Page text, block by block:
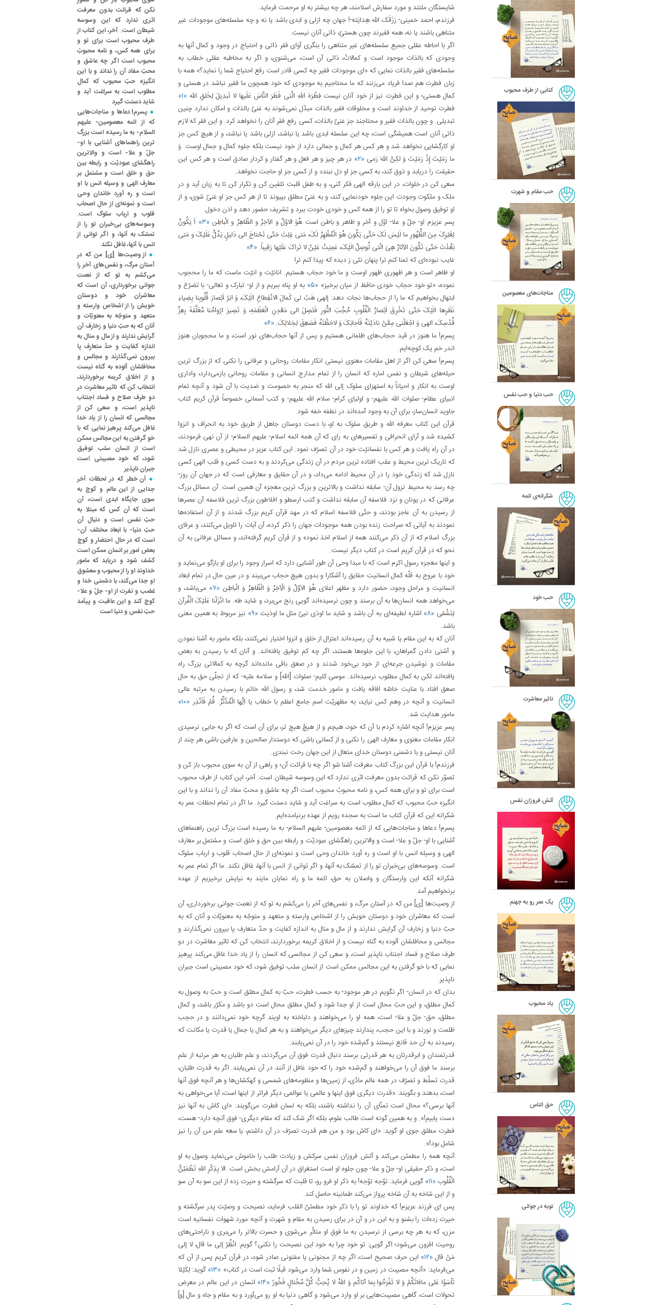
کتابی از طرف محبوب
حب مقام و شهرت
مناجات‌های معصومین
حب دنیا و حب نفس
شکرانه‌ی ائمه
حب خود
تاثیر معاشرت
آتش فروزان نفس
یک عمر رو به جهنم
یاد محبوب
حق الناس
توبه در جوانی
شایستگان ملتند و مورد سفارش اسلامند، هر چه بیشتر به او مرحمت فرماید.
فرزندم، احمد خمینی- رَزَقَک الله هِدایَته-! جهان چه ازلی و ابدی باشد یا نه و چه سلسله‌های موجودات غیر
متناهی باشند یا نه، همه فقیرند چون هستیْ، ذاتی آنان نیست.
اگر با احاطه عقلی جمیع سلسله‌های غیر متناهی را بنگری آوای فقر ذاتی و احتیاج در وجود و کمال آنها به
وجودی که بالذات موجود است و کمالاتْ، ذاتی آن است، می‌شنوی، و اگر به مخاطبه عقلی خطاب به
سلسله‌های فقیر بالذات نمایی که «ای موجودات فقیر چه کسی قادر است رفع احتیاج شما را نماید؟» همه با
زبان فطرت‌ هم صدا فریاد می‌زنند که ما محتاجیم به موجودی که خود همچون ما فقیر نباشد در هستی و
کمال هستی؛ و این فطرت نیز از خود آنان نیست فِطْرَهَ اللهِ الَّتی فَطَرَ النَّاسَ عَلَیها لا تَبدِیلَ لِخَلقِ الله «۱»
فطرت توحید از خداوند است و مخلوقات فقیر بالذات مبدّل نمی‌شوند به غنیّ بالذات و امکان ندارد چنین
تبدیلی. و چون بالذات فقیر و محتاجند جز غنیّ بالذات، کسی رفع فقر آنان را نخواهد کرد. و این فقر که لازم
ذاتی آنان است همیشگی است، چه این سلسله ابدی باشد یا نباشد، ازلی باشد یا نباشد، و از هیچ کس جز
او کارگشایی نخواهد شد و هر کس هر کمال و جمالی دارد از خود نیست بلکه جلوه کمال و جمال اوست. وَ
ما رَمَیْتَ إِذْ رَمَیْتَ وَ لکِنَّ اللهَ رَمی‌«۲»
در هر چیز و هر فعل و هر گفتار و کردار صادق است و هر کس این
حقیقت را دریابد و ذوق کند، به کسی جز او دل نبندد و از کسی جز او حاجت نخواهد.
سعی کن در خلوات، در این بارقه الهی فکر کنی، و به طفل قلبت تلقین کن و تکرار کن تا به زبان آید و در
ملک و ملکوت وجودت این جلوه خودنمایی کند، و به غنیّ مطلق بپیوند تا از هر کس جز او غنیّ شوی، و از
او توفیق وصول بخواه تا تو را از همه کس و خودی خودت ببرد و تشریف حضور دهد و اذن دخول.
پسر عزیزم او- جلّ و علا- اوّل و آخر و ظاهر و باطن است هُوَ الاوّلُ و الآخِرُ و الظّاهِرُ و الْباطِن«۳»
اَ یَکُونُ
لِغَیْرِکَ مِنَ الظُّهُورِ ما لَیْسَ لَکَ حَتَّی یَکُونَ هُوَ الْمُظْهِرُ لَکَ، مَتی‌ غِبْتَ حَتّی‌ تَحْتاجَ الی‌ دَلیلٍ یَدُلُّ عَلَیْکَ و مَتی‌
بَعُدْتَ حَتّی‌ تَکُونَ الآثارُ هِیَ الّتی تُوصِلُ الَیْکَ، عَمِیَتْ عَیْنٌ لا تَراکَ عَلَیْها رَقِیباً. «۴»
غایب نبوده‌ای که تمنا کنم ترا پنهان نئی ز دیده که پیدا کنم ترا
او ظاهر است و هر ظهوری ظهور اوست و ما خود حجاب هستیم. انانیّت و انیّت‌ ماست که ما را محجوب
نموده، «تو خود حجاب خودی حافظ از میان برخیز»«۵»
به او پناه ببریم و از او- تبارک و تعالی- با تضرّع و
ابتهال بخواهیم که ما را از حجاب‌ها نجات دهد: إلهی هَبْ لی‌ کَمالَ الانْقِطاعِ الَیْکَ، وَ انِرْ اَبْصارَ قُلُوبِنا بِضِیاءِ
نَظَرِها الَیْکَ حَتّی‌ تَخْرِقَ اَبْصارُ الْقُلُوبِ حُجُبَ النُّورِ فَتَصِلَ الی‌ مَعْدِنِ الْعَظَمَهِ، وَ تَصِیرَ ارْواحُنا مُعَلَّقَهً بِعِزِّ
قُدْسِکَ، الهی‌ وَ اجْعَلْنی‌ مِمَّنْ نادَیْتَهُ فَاَجابَکَ وَ لاحَظْتَهُ فَصَعِقَ لِجَلالِکَ. «۶»
پسرم! ما هنوز در قید حجاب‌های ظلمانی هستیم و پس از آنها حجاب‌های نور است، و ما محجوبان هنوز
اندر خم یک کوچه‌ایم.
پسرم! سعی کن اگر از اهل مقامات معنوی نیستی انکار مقامات روحانی و عرفانی را نکنی که از بزرگ ترین
حیله‌های شیطان و نفس اماره که انسان را از تمام مدارج انسانی و مقامات روحانی بازمی‌دارد، واداری
اوست به انکار و احیاناً به استهزای سلوک إلی الله که منجر به خصومت و ضدیت با آن شود و آنچه تمام
انبیای عظام- صلوات الله علیهم- و اولیای کرام- سلام الله علیهم- و کتب آسمانی خصوصاً قرآن کریم کتاب
جاوید انسان‌ساز، برای آن به وجود آمده‌اند در نطفه خفه شود.
قرآن این کتاب معرفه الله و طریق سلوک به او، با دست دوستان جاهل از طریق خود به انحراف و انزوا
کشیده شد و آرای انحرافی و تفسیرهای به رای که آن همه ائمه اسلام- علیهم السلام- از آن نهی فرمودند،
در آن راه یافت و هر کس با نفسانیّت خود در آن تصرّف نمود. این کتاب عزیز در محیطی و عصری نازل شد
که تاریک ترین محیط و عقب افتاده ترین مردم در آن زندگی می‌کردند و به دست کسی و قلب الهی کسی
نازل شد که زندگی خود را در آن محیط ادامه می‌داد، و در آن حقایق و معارفی است که در جهان آن روز-
چه رسد به محیط نزول آن- سابقه نداشت و بالاترین و بزرگ ترین معجزه آن همین است. آن مسائل بزرگ
عرفانی که در یونان و نزد فلاسفه آن سابقه نداشت و کتب ارسطو و افلاطون بزرگ ترین فلاسفه آن عصرها
از رسیدن به آن عاجز بودند، و حتّی فلاسفه اسلام که در مهد قرآن کریم بزرگ شدند و از آن استفاده‌ها
نمودند به آیاتی که صراحت زنده بودن همه موجودات جهان را ذکر کرده، آن آیات را تاویل می‌کنند، و عرفای
بزرگ اسلام که از آن ذکر می‌کنند همه از اسلام اخذ نموده و از قرآن کریم گرفته‌اند، و مسائل عرفانی به آن
نحو که در قرآن کریم است در کتاب دیگر نیست.
و اینها معجزه رسول اکرم است که با مبدا وحی آن طور آشنایی دارد که اسرار وجود را برای او بازگو می‌نماید و
خود با عروج به قلّه کمال انسانیت حقایق را آشکارا و بدون هیچ حجاب می‌بیند و در عین حال در تمام ابعاد
انسانیت و مراحل وجود، حضور دارد و مظهر اعلای هُوَ الاَوّلُ وَ الْآخِرُ وَ الْظّاهِرُ وَ الْباطِن «۷»
می‌باشد، و
می‌خواهد همه انسان‌ها به آن برسند و چون نرسیده‌اند گویی رنج می‌برد، و شاید طه‌. ما انْزَلْنا عَلَیْکَ الْقُرآنَ
لِتَشْقی‌ «۸» اشاره لطیفه‌ای به آن باشد و شاید ما اوذی نبیّ مثل ما اوذیت«۹»
نیز مربوط به همین معنی
باشد.
آنان که به این مقام یا شبیه به آن رسیده‌اند اعتزال از خلق و انزوا اختیار نمی‌کنند، بلکه مامور به آشنا نمودن
و آشتی دادن گمراهان، با این جلوه‌ها هستند، اگر چه کم توفیق یافته‌اند. و آنان که با رسیدن به بعض
مقامات و نوشیدن جرعه‌ای از خود بی‌خود شدند و در صعق باقی مانده‌اند گرچه به کمالاتی بزرگ راه
یافته‌اند لکن به کمال مطلوب نرسیده‌اند. موسی کلیم- صلوات [اللّه‌] و سلامه علیه- که از تجلّی حق به حال
صعق افتاد با عنایت خاصّه افاقه یافت و مامور خدمت شد، و رسول اللّه خاتم با رسیدن به مرتبه عالی
انسانیت و آنچه در وهم کس نیاید، به مظهریّت اسم جامع اعظم با خطاب یا ایُّها الْمُدَّثِّرُ. قُمْ‌ فَاَنْذِر «۱۰»
مامور هدایت شد.
پسر عزیزم! آنچه اشاره کردم با آن که خود، هیچم و از هیچْ هیچ تر، برای آن است که اگر به جایی نرسیدی
انکار مقامات معنوی و معارف الهی را نکنی و از کسانی باشی که دوستدار صالحین و عارفین باشی هر چند از
آنان نیستی و با دشمنی دوستان خدای متعال از این جهان رخت نبندی.
فرزندم! با قرآن این بزرگ کتاب معرفت آشنا شو اگر چه با قرائت آن؛ و راهی از آن به سوی محبوب باز کن و
تصوّر نکن که قرائت بدون معرفت اثری ندارد که این وسوسه شیطان است. آخر، این کتاب از طرف محبوب
است برای تو و برای همه کس، و نامه محبوبْ محبوب است اگر چه عاشق و محبّ مفاد آن را نداند و با این
انگیزه حبّ محبوب که کمال مطلوب است به سراغت آید و شاید دستت گیرد. ما اگر در تمام لحظات عمر به
شکرانه این که قرآن کتاب ما است به سجده رویم از عهده برنیامده‌ایم.
پسرم! دعاها و مناجات‌هایی که از ائمه معصومین- علیهم السلام- به ما رسیده است بزرگ ترین راهنماهای
آشنایی با او- جلّ و علا- است و والاترین راهگشای عبودیّت و رابطه بین حق و خلق است و مشتمل بر معارف
الهی و وسیله انس با او است و ره آورد خاندان وحی است و نمونه‌ای از حال اصحاب قلوب و ارباب سلوک
است. وسوسه‌های بی‌خبران تو را از تمسّک به آنها، و اگر توانی از انس با آنها، غافل نکند. ما اگر تمام عمر به
شکرانه آنکه این وارستگان و واصلان به حق، ائمه ما و راه نمایان مایند به نیایش برخیزیم از عهده
برنخواهیم آمد.
از وصیت‌ها [ی‌] من که در آستان مرگ، و نفس‌های آخر را می‌کشم به تو که از نعمت جوانی برخورداری، آن
است که معاشران خود و دوستان خویش را از اشخاص وارسته و متعهد و متوجّه به معنویّات و آنان که به
حبّ دنیا و زخارف آن گرایش ندارند و از مال و منال به اندازه کفایت و حدّ متعارف پا بیرون نمی‌گذارند و
مجالس و محافلشان آلوده به‌ گناه نیست و از اخلاق کریمه برخوردارند، انتخاب کن که تاثیر معاشرت در دو
طرف صلاح و فساد اجتناب ناپذیر است، و سعی کن از مجالسی که انسان را از یاد خدا غافل می‌کند پرهیز
نمایی که با خو گرفتن به این مجالس ممکن است از انسان سلب توفیق شود، که خود مصیبتی است جبران
ناپذیر.
بدان که در انسان- اگر نگویم در هر موجود- به حسب فطرت، حبّ به کمال مطلق است و حبّ به وصول به
کمال مطلق، و این حبّ محال است از او جدا شود و کمال مطلق محال است دو باشد و مکرّر باشد، و کمال
مطلق، حق- جلّ و علا- است، همه او را می‌خواهند و دلباخته به اویند گرچه خود نمی‌دانند و در حجب
ظلمت و نورند و با این حجب، پندارند چیزهای دیگر می‌خواهند و به هر کمال یا جمال یا قدرت یا مکانت که
رسیدند به آن حد قانع نیستند و گم‌شده خود را در آن نمی‌یابند.
قدرتمندان و ابرقدرتان به هر قدرتی برسند دنبال قدرت فوق آن می‌گردند، و علم طلبان به هر مرتبه از علم
برسند ما فوق آن را می‌خواهند و گم‌شده خود را که خود غافل از آنند در آن نمی‌یابند. اگر به قدرت طلبان،
قدرت تسلّط و تصرّف در همه عالم مادّی، از زمین‌ها و منظومه‌های شمسی و کهکشان‌ها و هر آنچه فوق آنها
است، بدهند و بگویند: «قدرت دیگری فوق اینها و عالمی یا عوالمی دیگر فراتر از اینها است، آیا می‌خواهی به
آنها برسی؟» محال است تمنّای آن را نداشته باشند، بلکه به لسان فطرت می‌گویند: «ای کاش به آنها نیز
دست یابیم!». و به همین گونه است طالب علوم، بلکه اگر شک کند که مقام دیگری- فوق آنچه دارد- هست،
فطرت مطلق جوی او گوید: «ای کاش بود و من هم قدرت تصرّف در آن داشتم، یا سعه علم من آن را نیز
شامل بود!».
آنچه همه را مطمئن می‌کند و آتش فروزان نفس سرکش و زیادت طلب را خاموش می‌نماید وصول به او
است، و ذکر حقیقی او- جلّ و علا- چون جلوه او است استغراق در آن آرامش بخش است. الا بِذِکْرِ اللهِ تَطْمَئِنُّ
الْقُلُوب «۱۱»
گویی فرماید: توّجه توّجه! به ذکر او فرو رو، تا قلبت که سرگشته و حیرت زده از این سو به آن سو
و از این شاخه به آن شاخه پرواز می‌کند طمانینه حاصل کند.
پس ای فرزند عزیزم! که خداوند تو را با ذکر خود مطمئنّ القلب فرماید، نصیحت و وصیّت پدر سرگشته و
حیرت زده‌ات را بشنو و به این در و آن در برای رسیدن به مقام و شهرت و آنچه مورد شهوات نفسانیه است
مزن، که به هر چه برسی از نرسیدن به ما فوق او متاثّر می‌شوی و حسرت بالاتر را می‌بری و ناراحتی‌های
روحیت افزون می‌شود؛ اگر گویی: تو خود چرا به خود این نصیحت را نکنی؟ گویم: انْظُرْ إلی‌ ما قال، لا إلی‌
مَنْ قال «۱۲»
این حرف صحیح است، اگر چه از مجنونی یا مفتونی صادر شود، در قرآن کریم پس از آن که
می‌فرماید: «آنچه مصیبت در زمین و در نفوس شما وارد می‌شود قبلًا ثبت است در کتاب» «۱۳»
گوید: لِکَیْلا
تَاْسَوْا عَلی‌ مافاتَکُمْ وَ لا تَفْرَحُوا بِما آتاکُم وَ اللهُ لا یُحِبُّ کُلَّ مُخْتالٍ فَخُورً «۱۴»
انسان در این عالم در معرض
تحولات است، گاهی مصیبت‌هایی بر او وارد می‌شود و گاهی دنیا به او رو می‌آورد و به مقام و جاه و مال [و]
نکن که قرائت بدون معرفت
اثری ندارد که این وسوسه
شیطان است. آخر، این کتاب از
طرف محبوب است برای تو و
برای همه کس، و نامه محبوبْ
محبوب است اگر چه عاشق و
محبّ مفاد آن را نداند و با این
انگیزه حبّ محبوب که کمال
مطلوب است به سراغت آید و
شاید دستت گیرد
پسرم! دعاها و مناجات‌هایی
که از ائمه معصومین- علیهم
السلام- به ما رسیده است بزرگ
ترین راهنماهای آشنایی با او-
جلّ و علا- است و والاترین
راهگشای عبودیّت و رابطه بین
حق و خلق است و مشتمل بر
معارف الهی و وسیله انس با او
است و ره آورد خاندان وحی
است و نمونه‌ای از حال اصحاب
قلوب و ارباب سلوک است.
وسوسه‌های بی‌خبران تو را از
تمسّک به آنها، و اگر توانی از
انس با آنها، غافل نکند
از وصیت‌ها [ی‌] من که در
آستان مرگ، و نفس‌های آخر را
می‌کشم به تو که از نعمت
جوانی برخورداری، آن است که
معاشران خود و دوستان
خویش را از اشخاص وارسته و
متعهد و متوجّه به معنویّات و
آنان که به حبّ دنیا و زخارف آن
گرایش ندارند و از مال و منال به
اندازه کفایت و حدّ متعارف پا
بیرون نمی‌گذارند و مجالس و
محافلشان آلوده به‌ گناه نیست
و از اخلاق کریمه برخوردارند،
انتخاب کن که تاثیر معاشرت در
دو طرف صلاح و فساد اجتناب
ناپذیر است، و سعی کن از
مجالسی که انسان را از یاد خدا
غافل می‌کند پرهیز نمایی که با
خو گرفتن به این مجالس ممکن
است از انسان سلب توفیق
شود، که خود مصیبتی است
جبران ناپذیر
آن خطر که در لحظات آخر
جدایی از این عالم و کوچ به
سوی جایگاه ابدی است، آن
است که آن کس که مبتلا به
حبّ نفس است و دنبال آن
حبّ دنیا- با ابعاد مختلف آن-
است که در حال احتضار و کوچ
بعض امور بر انسان ممکن است
کشف شود و دریابد که مامور
خداوند او را از محبوب و معشوق
او جدا می‌کند، با دشمنی خدا و
غضب و نفرت از او- جلّ و علا-
کوچ کند و این عاقبت و پیآمد
حبّ نفس و دنیا است